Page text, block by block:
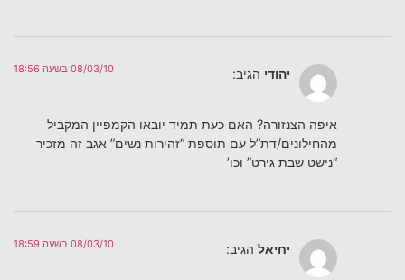
יהודי הגיב: 08/03/10 בשעה 18:56
איפה הצנזורה? האם כעת תמיד יובאו הקמפיין המקביל
מהחילונים/דת”ל עם תוספת “זהירות נשים” אגב זה מזכיר
“נישט שבת גירט” וכו’
יחיאל הגיב: 08/03/10 בשעה 18:59